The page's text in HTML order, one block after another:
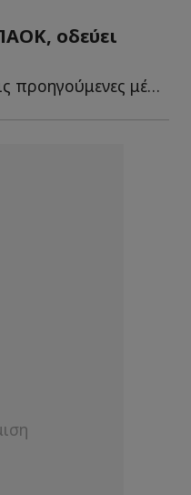
οδεύει
Το όνομά του βρέθηκε τις προηγούμενες μέρες στο προσκήνιο γ...